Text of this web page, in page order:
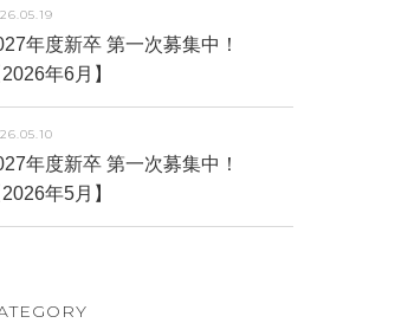
年度新卒 第一次募集中！
2026年6月】
年度新卒 第一次募集中！
2026年5月】